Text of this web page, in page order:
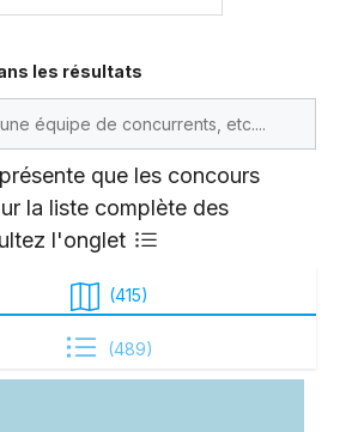
les résultats
que les concours
la liste complète des
l'onglet
(415)
(489)